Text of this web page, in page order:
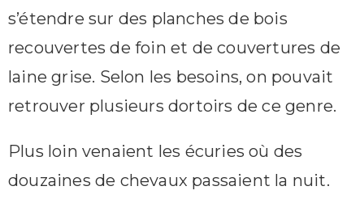
s’étendre sur des planches de bois
recouvertes de foin et de couvertures de
laine grise. Selon les besoins, on pouvait
retrouver plusieurs dortoirs de ce genre.
Plus loin venaient les écuries où des
douzaines de chevaux passaient la nuit.